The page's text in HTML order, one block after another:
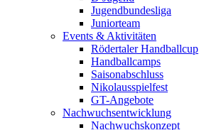
Jugendbundesliga
Juniorteam
Events & Aktivitäten
Rödertaler Handballcup
Handballcamps
Saisonabschluss
Nikolausspielfest
GT-Angebote
Nachwuchsentwicklung
Nachwuchskonzept